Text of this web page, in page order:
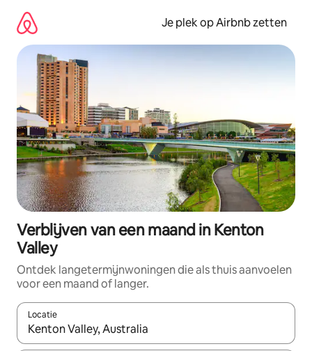
direct
naar
inhoud
Je plek op Airbnb zetten
Verblijven van een maand in Kenton
Valley
Ontdek langetermijnwoningen die als thuis aanvoelen
voor een maand of langer.
Locatie
Wanneer er resultaten beschikbaar zijn, maak je een keuze